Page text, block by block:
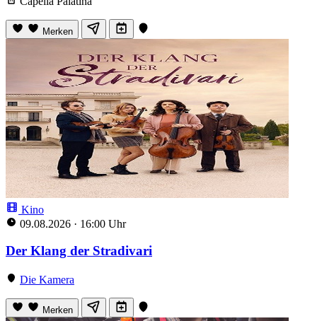
Merken
Kino
09.08.2026 · 16:00 Uhr
Der Klang der Stradivari
Die Kamera
Merken